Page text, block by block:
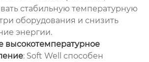
стабильную температурную
оборудования и снизить
энергии.
высокотемпературное
: Soft Well способен